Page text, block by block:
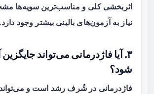
اثربخشی کلی و مناسب‌ترین سویه‌ها
نیاز به آزمون‌های بالینی بیشتر وجود دارد.
۳. آیا فاژدرمانی می‌تواند جایگزین
شود؟
فاژدرمانی در شُرف رشد است و می‌تواند